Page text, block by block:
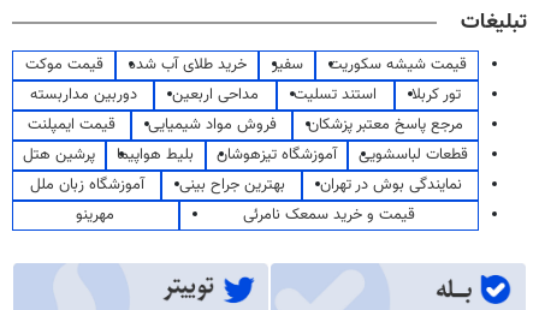
تبلیغات
قیمت شیشه سکوریت سفیر خرید طلای آب شده
قیمت موکت
تور کربلا
استند تسلیت مداحی اربعین
دوربین مداربسته
مرجع پاسخ معتبر پزشکان
فروش مواد شیمیایی
قیمت ایمپلنت
قطعات لباسشویی
آموزشگاه تیزهوشان بلیط هواپیما
پرشین هتل
نمایندگی بوش در تهران
بهترین جراح بینی
آموزشگاه زبان ملل
قیمت و خرید سمعک نامرئی
مهرینو